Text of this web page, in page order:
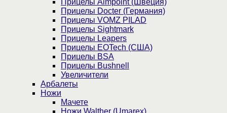
Прицелы Aimpoint (Швеция)
Прицелы Docter (Германия)
Прицелы VOMZ PILAD
Прицелы Sightmark
Прицелы Leapers
Прицелы EOTech (США)
Прицелы BSA
Прицелы Bushnell
Увеличители
Арбалеты
Ножи
Мачете